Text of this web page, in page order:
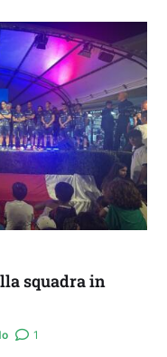
PULA: SEGUI LA
squadra in
1